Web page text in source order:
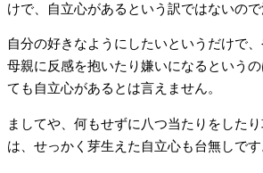
けで、自立心があるという訳ではないので
自分の好きなようにしたいというだけで
母親に反感を抱いたり嫌いになるという
ても自立心があるとは言えません。
ましてや、何もせずに八つ当たりをした
は、せっかく芽生えた自立心も台無しです